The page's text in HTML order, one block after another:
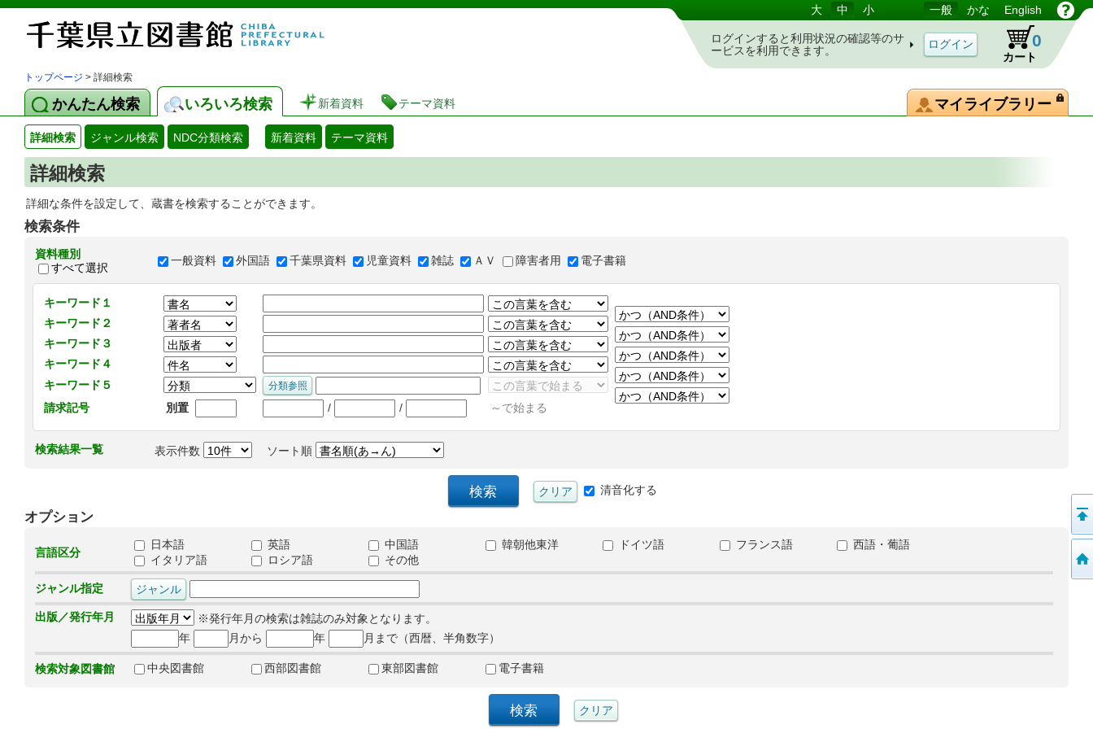
図書館 蔵書検索・予約システム 大 中 小 一般 かな English
ログインすると利用状況の確認等のサ
ービスを利用できます。
カート
0
トップページ > 詳細検索
かんたん検索 いろいろ検索 新着資料 テーマ資料 マイライブラリー
詳細検索 ジャンル検索 NDC分類検索 新着資料 テーマ資料
詳細検索
詳細な条件を設定して、蔵書を検索することができます。
検索条件
資料種別
すべて選択
一般資料 外国語 千葉県資料 児童資料 雑誌 ＡＶ 障害者用 電子書籍
キーワード１
キーワード２
キーワード３
キーワード４
キーワード５
請求記号
別置 / / ～で始まる
検索結果一覧 表示件数 ソート順
清音化する
オプション
言語区分
日本語 英語 中国語 韓朝他東洋 ドイツ語 フランス語
西語・葡語
イタリア語
ロシア語 その他
ジャンル指定
出版／発行年月
※発行年月の検索は雑誌のみ対象となります。
年
月から 年 月まで（西暦、半角数字）
検索対象図書館 中央図書館 西部図書館 東部図書館 電子書籍